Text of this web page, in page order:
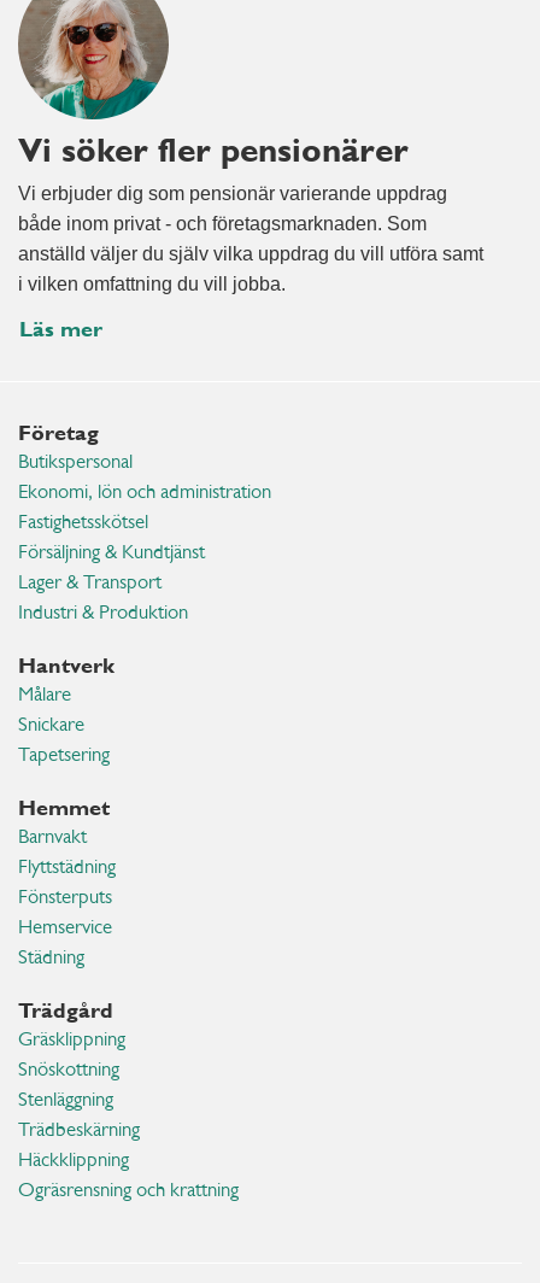
Vi söker fler pensionärer
Vi erbjuder dig som pensionär varierande uppdrag
både inom privat - och företagsmarknaden. Som
anställd väljer du själv vilka uppdrag du vill utföra samt
i vilken omfattning du vill jobba.
Läs mer
Företag
Butikspersonal
Ekonomi, lön och administration
Fastighetsskötsel
Försäljning & Kundtjänst
Lager & Transport
Industri & Produktion
Hantverk
Målare
Snickare
Tapetsering
Hemmet
Barnvakt
Flyttstädning
Fönsterputs
Hemservice
Städning
Trädgård
Gräsklippning
Snöskottning
Stenläggning
Trädbeskärning
Häckklippning
Ogräsrensning och krattning